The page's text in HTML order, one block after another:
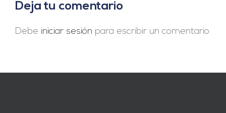
Deja tu comentario
Debe iniciar sesión para escribir un comentario.